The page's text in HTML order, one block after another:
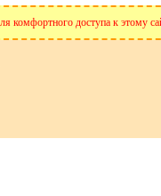
комфортного доступа к этому